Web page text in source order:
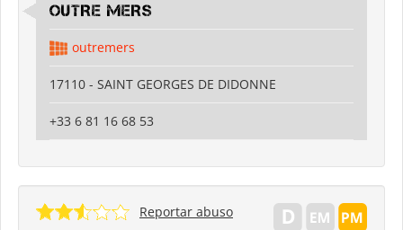
OUTRE MERS
outremers
17110 - SAINT GEORGES DE DIDONNE
+33 6 81 16 68 53
Reportar abuso